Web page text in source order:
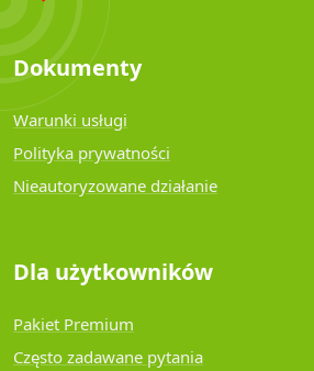
Dokumenty
Warunki usługi
Polityka prywatności
Nieautoryzowane działanie
Dla użytkowników
Pakiet Premium
Często zadawane pytania